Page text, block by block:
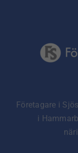
Företagare i
i